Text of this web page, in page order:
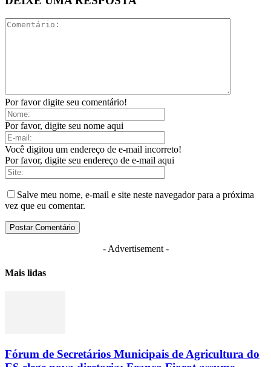
Por favor digite seu comentário!
Por favor, digite seu nome aqui
Você digitou um endereço de e-mail incorreto!
Por favor, digite seu endereço de e-mail aqui
Salve meu nome, e-mail e site neste navegador para a próxima
vez que eu comentar.
- Advertisement -
Mais lidas
Fórum de Secretários Municipais de Agricultura do